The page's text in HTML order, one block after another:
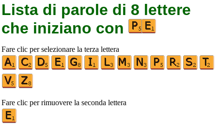
Lista di parole di 8 lettere
che iniziano con
Fare clic per selezionare la terza lettera
Fare clic per rimuovere la seconda lettera